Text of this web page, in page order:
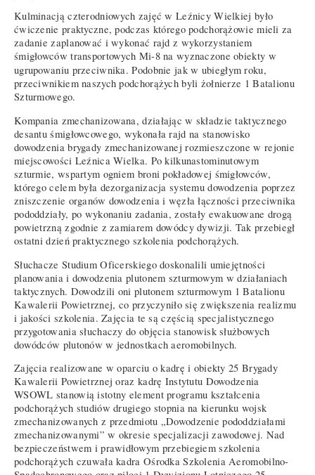
Kulminacją czterodniowych zajęć w Leźnicy Wielkiej było
ćwiczenie praktyczne, podczas którego podchorążowie mieli za
zadanie zaplanować i wykonać rajd z wykorzystaniem
śmigłowców transportowych Mi-8 na wyznaczone obiekty w
ugrupowaniu przeciwnika. Podobnie jak w ubiegłym roku,
przeciwnikiem naszych podchorążych byli żołnierze 1 Batalionu
Szturmowego.
Kompania zmechanizowana, działając w składzie taktycznego
desantu śmigłowcowego, wykonała rajd na stanowisko
dowodzenia brygady zmechanizowanej rozmieszczone w rejonie
miejscowości Leźnica Wielka. Po kilkunastominutowym
szturmie, wspartym ogniem broni pokładowej śmigłowców,
którego celem była dezorganizacja systemu dowodzenia poprzez
zniszczenie organów dowodzenia i węzła łączności przeciwnika
pododdziały, po wykonaniu zadania, zostały ewakuowane drogą
powietrzną zgodnie z zamiarem dowódcy dywizji. Tak przebiegł
ostatni dzień praktycznego szkolenia podchorążych.
Słuchacze Studium Oficerskiego doskonalili umiejętności
planowania i dowodzenia plutonem szturmowym w działaniach
taktycznych. Dowodzili oni plutonem szturmowym 1 Batalionu
Kawalerii Powietrznej, co przyczyniło się zwiększenia realizmu
i jakości szkolenia. Zajęcia te są częścią specjalistycznego
przygotowania słuchaczy do objęcia stanowisk służbowych
dowódców plutonów w jednostkach aeromobilnych.
Zajęcia realizowane w oparciu o kadrę i obiekty 25 Brygady
Kawalerii Powietrznej oraz kadrę Instytutu Dowodzenia
WSOWL stanowią istotny element programu kształcenia
podchorążych studiów drugiego stopnia na kierunku wojsk
zmechanizowanych z przedmiotu „Dowodzenie pododdziałami
zmechanizowanymi” w okresie specjalizacji zawodowej. Nad
bezpieczeństwem i prawidłowym przebiegiem szkolenia
podchorążych czuwała kadra Ośrodka Szkolenia Aeromobilno-